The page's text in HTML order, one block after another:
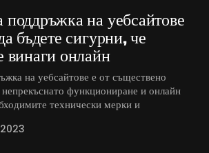
поддръжка на уебсайтове
бъдете сигурни, че
винаги онлайн
на уебсайтове е от съществено
непрекъснато функциониране и онлайн
технически мерки и